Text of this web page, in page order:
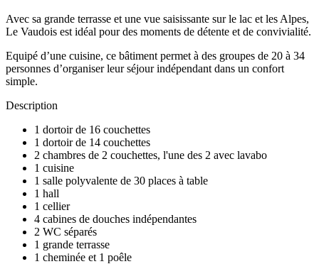
Avec sa grande terrasse et une vue saisissante sur le lac et les Alpes,
Le Vaudois est idéal pour des moments de détente et de convivialité.
Equipé d’une cuisine, ce bâtiment permet à des groupes de 20 à 34
personnes d’organiser leur séjour indépendant dans un confort
simple.
Description
1 dortoir de 16 couchettes
1 dortoir de 14 couchettes
2 chambres de 2 couchettes, l'une des 2 avec lavabo
1 cuisine
1 salle polyvalente de 30 places à table
1 hall
1 cellier
4 cabines de douches indépendantes
2 WC séparés
1 grande terrasse
1 cheminée et 1 poêle